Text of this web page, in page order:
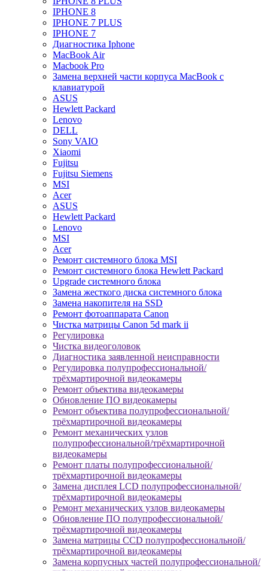
IPHONE 8
IPHONE 7 PLUS
IPHONE 7
Диагностика Iphone
MacBook Air
Macbook Pro
Замена верхней части корпуса MacBook с
клавиатурой
ASUS
Hewlett Packard
Lenovo
DELL
Sony VAIO
Xiaomi
Fujitsu
Fujitsu Siemens
MSI
Acer
ASUS
Hewlett Packard
Lenovo
MSI
Acer
Ремонт системного блока MSI
Ремонт системного блока Hewlett Packard
Upgrade системного блока
Замена жесткого диска системного блока
Замена накопителя на SSD
Ремонт фотоаппарата Canon
Чистка матрицы Canon 5d mark ii
Регулировка
Чистка видеоголовок
Диагностика заявленной неисправности
Регулировка полупрофессиональной/
трёхмартирочной видеокамеры
Ремонт объектива видеокамеры
Обновление ПО видеокамеры
Ремонт объектива полупрофессиональной/
трёхмартирочной видеокамеры
Ремонт механических узлов
полупрофессиональной/трёхмартирочной
видеокамеры
Ремонт платы полупрофессиональной/
трёхмартирочной видеокамеры
Замена дисплея LCD полупрофессиональной/
трёхмартирочной видеокамеры
Ремонт механических узлов видеокамеры
Обновление ПО полупрофессиональной/
трёхмартирочной видеокамеры
Замена матрицы CCD полупрофессиональной/
трёхмартирочной видеокамеры
Замена корпусных частей полупрофессиональной/